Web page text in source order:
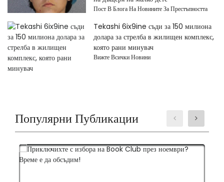
Пост В Блога На Новините За Престъпността
Tekashi 6ix9ine съди за 150 милиона
долара за стрелба в жилищен комплекс,
която рани минувач
Вижте Всички Новини
Популярни Публикации